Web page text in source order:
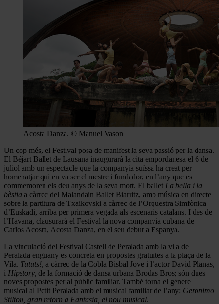
Acosta Danza. © Manuel Vason
Un cop més, el Festival posa de manifest la seva passió per la dansa.
El Béjart Ballet de Lausana inaugurarà la cita empordanesa el 6 de
juliol amb un espectacle que la companyia suïssa ha creat per
homenatjar qui en va ser el mestre i fundador, en l’any que es
commemoren els deu anys de la seva mort. El ballet La bella i la
bèstia a càrrec del Malandain Ballet Biarritz, amb música en directe
sobre la partitura de Txaikovski a càrrec de l’Orquestra Simfònica
d’Euskadi, arriba per primera vegada als escenaris catalans. I des de
l’Havana, clausurarà el Festival la nova companyia cubana de
Carlos Acosta, Acosta Danza, en el seu debut a Espanya.
La vinculació del Festival Castell de Peralada amb la vila de
Peralada enguany es concreta en propostes gratuïtes a la plaça de la
Vila. Tututs!, a càrrec de la Cobla Bisbal Jove i l’actor David Planas,
i Hipstory, de la formació de dansa urbana Brodas Bros; són dues
noves propostes per al públic familiar. També torna el gènere
musical al Petit Peralada amb el musical familiar de l’any: Geronimo
Stilton, gran retorn a Fantasia, el nou musical.